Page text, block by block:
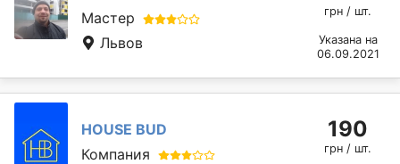
Мастер
Львов
грн / шт.
Указана на
06.09.2021
HOUSE BUD
Компания
190
грн / шт.